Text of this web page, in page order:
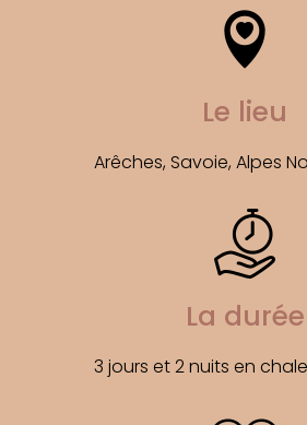
Le lieu
Arêches, Savoie, Alpes
La durée
3 jours et 2 nuits en